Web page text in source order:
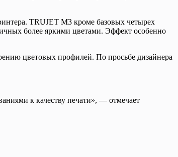
TRUJET M3 кроме базовых четырех
более яркими цветами. Эффект особенно
цветовых профилей. По просьбе дизайнера
к качеству печати», — отмечает